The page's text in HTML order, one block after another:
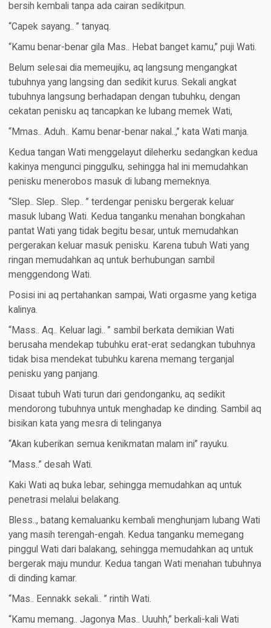
bersih kembali tanpa ada cairan sedikitpun.
“Capek sayang.. ” tanyaq.
“Kamu benar-benar gila Mas.. Hebat banget kamu,” puji Wati.
Belum selesai dia memeujiku, aq langsung mengangkat
tubuhnya yang langsing dan sedikit kurus. Sekali angkat
tubuhnya langsung berhadapan dengan tubuhku, dengan
cekatan penisku aq tancapkan ke lubang memek Wati,
“Mmas.. Aduh.. Kamu benar-benar nakal..,” kata Wati manja.
Kedua tangan Wati menggelayut dileherku sedangkan kedua
kakinya mengunci pinggulku, sehingga hal ini memudahkan
penisku menerobos masuk di lubang memeknya.
“Slep.. Slep.. Slep.. ” terdengar penisku bergerak keluar
masuk lubang Wati. Kedua tanganku menahan bongkahan
pantat Wati yang tidak begitu besar, untuk memudahkan
pergerakan keluar masuk penisku. Karena tubuh Wati yang
ringan memudahkan aq untuk berhubungan sambil
menggendong Wati.
Posisi ini aq pertahankan sampai, Wati orgasme yang ketiga
kalinya.
“Mass.. Aq.. Keluar lagi.. ” sambil berkata demikian Wati
berusaha mendekap tubuhku erat-erat sedangkan tubuhnya
tidak bisa mendekat tubuhku karena memang terganjal
penisku yang panjang.
Disaat tubuh Wati turun dari gendonganku, aq sedikit
mendorong tubuhnya untuk menghadap ke dinding. Sambil aq
bisikan kata yang mesra di telinganya
“Akan kuberikan semua kenikmatan malam ini” rayuku.
“Mass..” desah Wati.
Kaki Wati aq buka lebar, sehingga memudahkan aq untuk
penetrasi melalui belakang.
Bless.., batang kemaluanku kembali menghunjam lubang Wati
yang masih terengah-engah. Kedua tanganku memegang
pinggul Wati dari balakang, sehingga memudahkan aq untuk
bergerak maju mundur. Kedua tangan Wati menahan tubuhnya
di dinding kamar.
“Mas.. Eennakk sekali.. ” rintih Wati.
“Kamu memang.. Jagonya Mas.. Uuuhh,” berkali-kali Wati